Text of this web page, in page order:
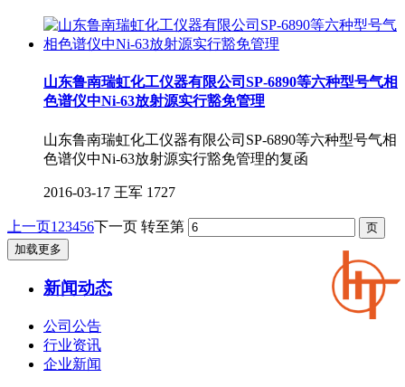
山东鲁南瑞虹化工仪器有限公司SP-6890等六种型号气相
色谱仪中Ni-63放射源实行豁免管理
山东鲁南瑞虹化工仪器有限公司SP-6890等六种型号气相
色谱仪中Ni-63放射源实行豁免管理的复函
2016-03-17 王军 1727
上一页1 23456下一页 转至第
加载更多
新闻动态
公司公告
行业资讯
企业新闻